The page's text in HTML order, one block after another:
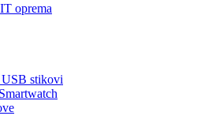
IT oprema
stikovi